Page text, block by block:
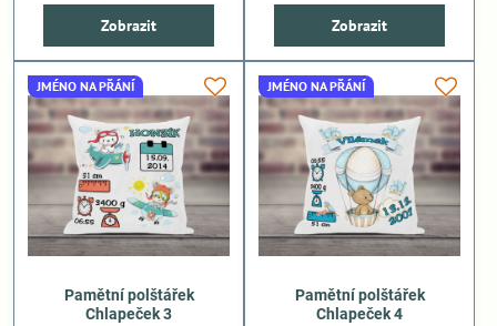
Zobrazit Zobrazit
JMÉNO NA PŘÁNÍ
Pamětní polštářek
Chlapeček 3
JMÉNO NA PŘÁNÍ
Pamětní polštářek
Chlapeček 4